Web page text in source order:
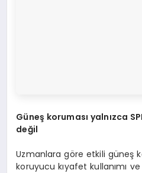
Güneş koruması yalnızca
değil
Uzmanlara göre etkili güneş
koruyucu kıyafet kullanımı